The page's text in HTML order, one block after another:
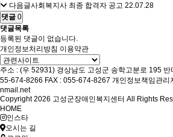
다음글사회복지사 최종 합격자 공고 22.07.28
댓글 0
댓글목록
등록된 댓글이 없습니다.
개인정보처리방침 이용약관
주소 : (우 52931) 경상남도 고성군 송학고분로 195
55-674-8266 FAX : 055-674-8267 개인정보책임관리
nmail.net
Copyright 2026 고성군장애인복지센터 All Rights
HOME
인스타
오시는 길